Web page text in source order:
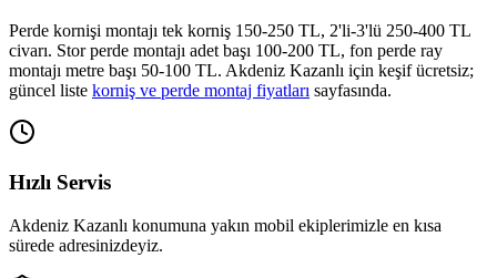
Perde kornişi montajı tek korniş 150-250 TL, 2'li-3'lü 250-400 TL
civarı. Stor perde montajı adet başı 100-200 TL, fon perde ray
montajı metre başı 50-100 TL. Akdeniz Kazanlı için keşif ücretsiz;
güncel liste korniş ve perde montaj fiyatları sayfasında.
Hızlı Servis
Akdeniz Kazanlı konumuna yakın mobil ekiplerimizle en kısa
sürede adresinizdeyiz.